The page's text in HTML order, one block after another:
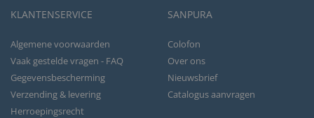
KLANTENSERVICE
Algemene voorwaarden
Vaak gestelde vragen - FAQ
Gegevensbescherming
Verzending & levering
Herroepingsrecht
SANPURA
Colofon
Over ons
Nieuwsbrief
Catalogus aanvragen